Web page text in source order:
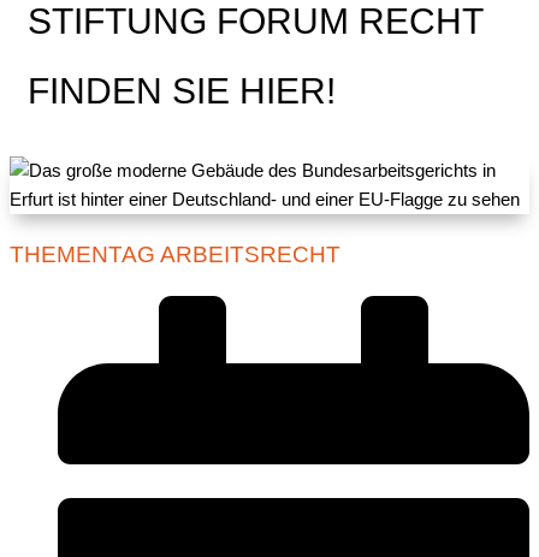
STIFTUNG FORUM RECHT
FINDEN SIE HIER!
THEMENTAG ARBEITSRECHT